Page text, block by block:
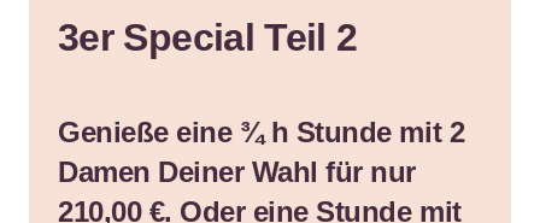
3er Special Teil 2
Genieße eine ¾ h Stunde mit 2
Damen Deiner Wahl für nur
210,00 €. Oder eine Stunde mit